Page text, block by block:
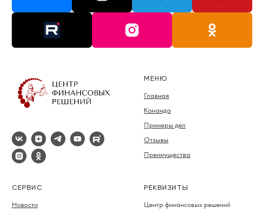
МЕНЮ
Главная
Команда
Примеры дел
Отзывы
Преимущества
СЕРВИС
Новости
РЕКВИЗИТЫ
Центр финансовых решений